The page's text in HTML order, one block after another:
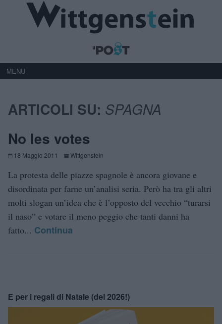
MENU
ARTICOLI SU: SPAGNA
No les votes
18 Maggio 2011 Wittgenstein
La protesta delle piazze spagnole è ancora giovane e
disordinata per farne un’analisi seria. Però ha tra gli altri
molti slogan un’idea che è l’opposto del vecchio “turarsi
il naso” e votare il meno peggio che tanti danni ha
fatto... Continua
E per i regali di Natale (del 2026!)